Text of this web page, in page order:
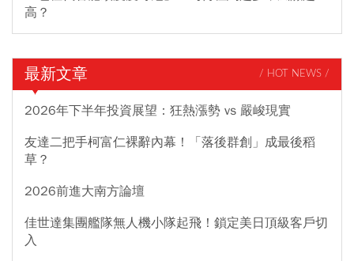
高？
最新文章 / HOT NEWS /
2026年下半年投資展望：狂熱漲勢 vs 嚴峻現實
友達二把手柯富仁裸辭內幕！「落後群創」成最後稻
草？
2026前進大南方論壇
佳世達集團艦隊無人機小隊起飛！鎖定美日頂級客戶切
入